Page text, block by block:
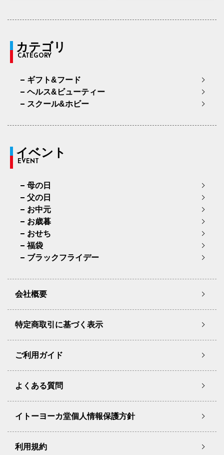
カテゴリ
CATEGORY
ギフト&フード
ヘルス&ビューティー
スクール&ホビー
イベント
EVENT
母の日
父の日
お中元
お歳暮
おせち
福袋
ブラックフライデー
会社概要
特定商取引に基づく表示
ご利用ガイド
よくある質問
イトーヨーカ堂個人情報保護方針
利用規約